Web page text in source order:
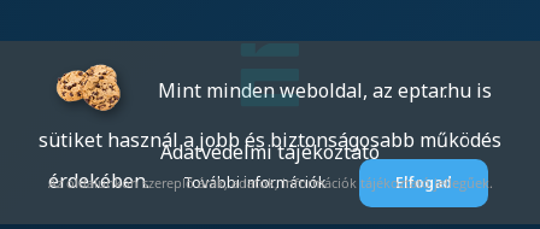
Adatvédelmi tájékoztató
Az oldalunkon szereplő árak, adatok, információk tájékoztató jellegűek.
Mint minden weboldal, az eptar.hu is
sütiket használ a jobb és biztonságosabb működés
érdekében.További információk Elfogad